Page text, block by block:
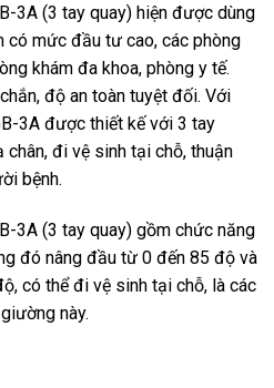
3A (3 tay quay) hiện được dùng
có mức đầu tư cao, các phòng
khám đa khoa, phòng y tế.
độ an toàn tuyệt đối. Với
3A được thiết kế với 3 tay
chân, đi vệ sinh tại chỗ, thuận
bệnh.
3A (3 tay quay) gồm chức năng
đó nâng đầu từ 0 đến 85 độ và
có thể đi vệ sinh tại chỗ, là các
này.